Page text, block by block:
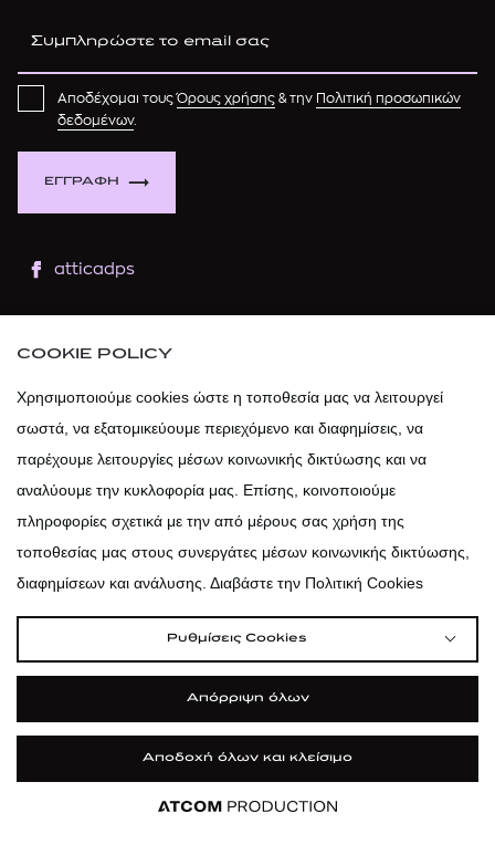
ΕΓΓΡΑΦΗ
Αποδέχομαι τουςΌρους χρήσης & την Πολιτική προσωπικών
δεδομένων.
atticadps
atticadps
| Πολιτική Cookies | Κώδικας Δεοντολογίας
Προστασία Προσωπικών Δεδομένων
COOKIE POLICY
Χρησιμοποιούμε cookies ώστε η τοποθεσία μας να λειτουργεί
σωστά, να εξατομικεύουμε περιεχόμενο και διαφημίσεις, να
παρέχουμε λειτουργίες μέσων κοινωνικής δικτύωσης και να
αναλύουμε την κυκλοφορία μας. Επίσης, κοινοποιούμε
πληροφορίες σχετικά με την από μέρους σας χρήση της
τοποθεσίας μας στους συνεργάτες μέσων κοινωνικής δικτύωσης,
διαφημίσεων και ανάλυσης. Διαβάστε την Πολιτική Cookies
Ρυθμίσεις Cookies
Απόρριψη όλων
Αποδοχή όλων και κλείσιμο